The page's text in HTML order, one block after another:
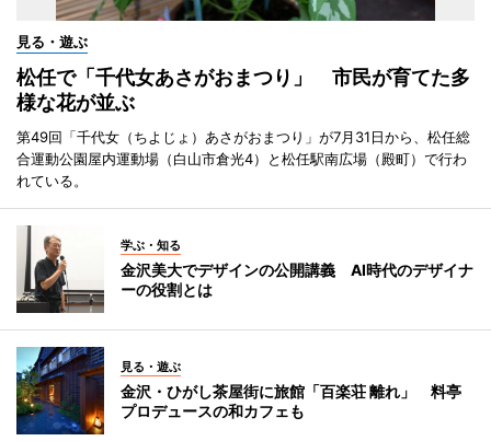
見る・遊ぶ
松任で「千代女あさがおまつり」 市民が育てた多
様な花が並ぶ
第49回「千代女（ちよじょ）あさがおまつり」が7月31日から、松任総
合運動公園屋内運動場（白山市倉光4）と松任駅南広場（殿町）で行わ
れている。
学ぶ・知る
金沢美大でデザインの公開講義 AI時代のデザイナ
ーの役割とは
見る・遊ぶ
金沢・ひがし茶屋街に旅館「百楽荘 離れ」 料亭
プロデュースの和カフェも